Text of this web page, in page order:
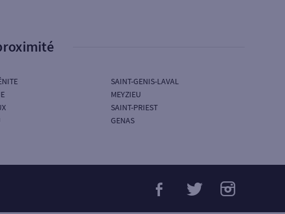
SAINT-GENIS-LAVAL
MEYZIEU
SAINT-PRIEST
GENAS